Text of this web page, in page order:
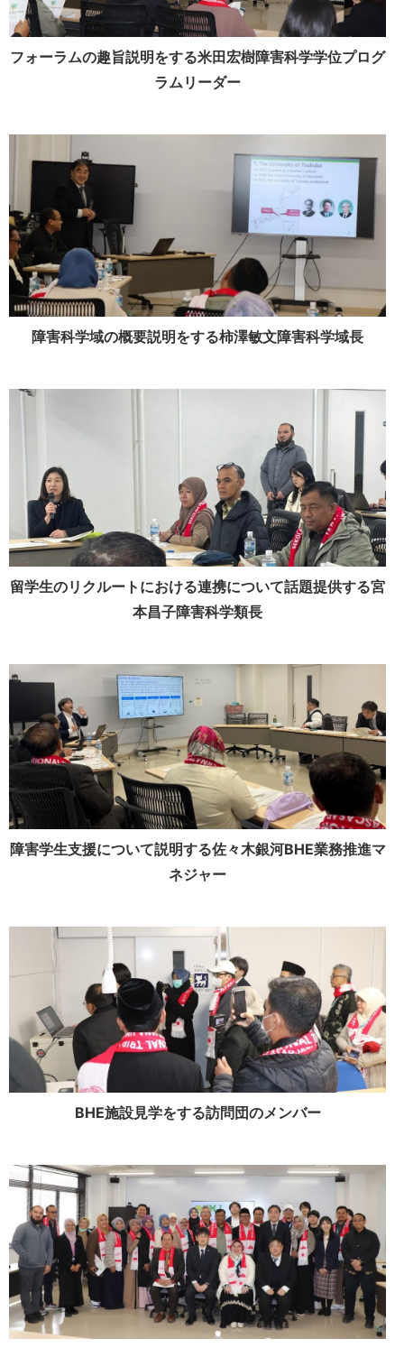
フォーラムの趣旨説明をする米田宏樹障害科学学位プログ
ラムリーダー
障害科学域の概要説明をする柿澤敏文障害科学域長
留学生のリクルートにおける連携について話題提供する宮
本昌子障害科学類長
障害学生支援について説明する佐々木銀河BHE業務推進マ
ネジャー
BHE施設見学をする訪問団のメンバー